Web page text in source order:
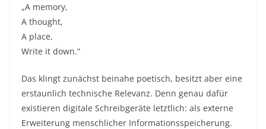
„A memory,
A thought,
A place,
Write it down.“
Das klingt zunächst beinahe poetisch, besitzt aber eine
erstaunlich technische Relevanz. Denn genau dafür
existieren digitale Schreibgeräte letztlich: als externe
Erweiterung menschlicher Informationsspeicherung.